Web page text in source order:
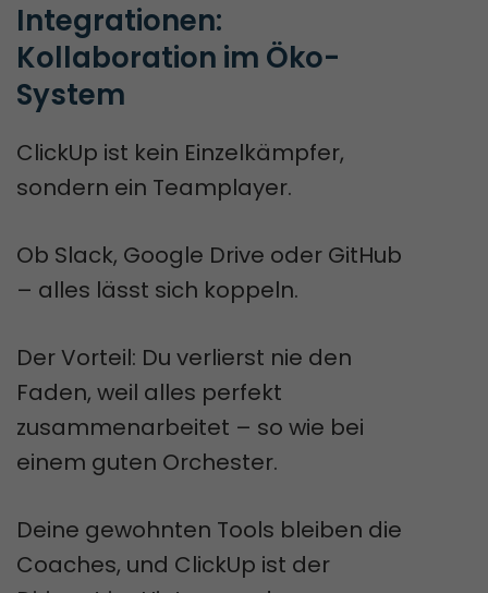
Integrationen:
Kollaboration im Öko-
System
ClickUp ist kein Einzelkämpfer,
sondern ein Teamplayer.
Ob Slack, Google Drive oder GitHub
– alles lässt sich koppeln.
Der Vorteil: Du verlierst nie den
Faden, weil alles perfekt
zusammenarbeitet – so wie bei
einem guten Orchester.
Deine gewohnten Tools bleiben die
Coaches, und ClickUp ist der